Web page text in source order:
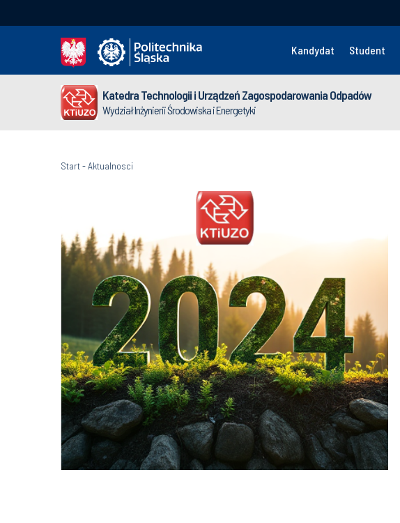
Kandydat Student
Katedra Technologii i Urządzeń Zagospodarowania Odpadów
Wydział Inżynierii Środowiska i Energetyki
Start-Aktualnosci